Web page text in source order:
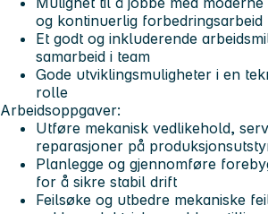
og kontinuerlig forbedringsarbeid
Et godt og inkluderende
samarbeid i team
Gode utviklingsmuligheter i en
rolle
Arbeidsoppgaver:
Utføre mekanisk vedlikehold,
reparasjoner på
Planlegge og gjennomføre
for å sikre stabil drift
Feilsøke og utbedre mekaniske